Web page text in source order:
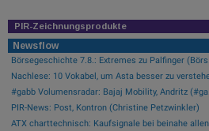
PIR-Zeichnungsprodukte
Newsflow
Börsegeschichte 7.8.: Extremes zu Palfinger
Nachlese: 10 Vokabel, um Asta besser zu
#gabb Volumensradar: Bajaj Mobility, Andritz
PIR-News: Post, Kontron (Christine Petzwinkler)
ATX charttechnisch: Kaufsignale bei beinahe